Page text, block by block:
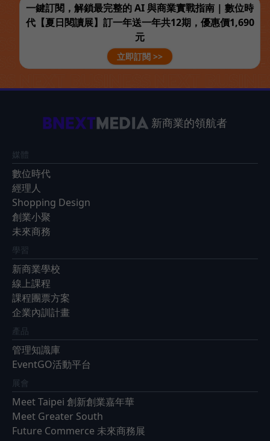
一鍵訂閱，解鎖最完整的 AI 與商業實戰指南 | 數位時
代【夏日閱讀展】訂一年送一年共12期，優惠價1,690
元
立即訂閱 >>
新商業的領航者
媒體
數位時代
經理人
Shopping Design
創業小聚
未來商務
學習
新商業學校
線上課程
課程團票方案
企業內訓計畫
產品
管理知識庫
EventGO活動平台
展會
Meet Taipei 創新創業嘉年華
Meet Greater South
Future Commerce 未來商務展